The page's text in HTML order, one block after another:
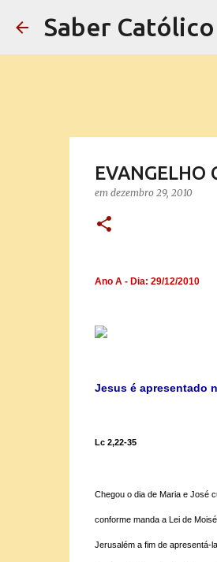
Saber
em dezembro 29, 2010
Ano A - Dia: 29/12/2010
Jesus é apresentado
Lc 2,22-35
Chegou o dia de Maria e José
conforme manda a Lei de
Jerusalém a fim de apresentá-